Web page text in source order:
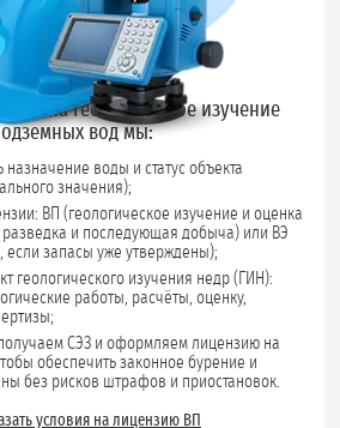
на геологическое изучение
вод мы:
воды и статус объекта
значения);
ВП (геологическое изучение и оценка
разведка и последующая добыча) или ВЭ
если запасы уже утверждены);
геологического изучения недр (ГИН):
работы, расчёты, оценку,
СЭЗ и оформляем лицензию на
обеспечить законное бурение и
без рисков штрафов и приостановок.
условия на лицензию ВП